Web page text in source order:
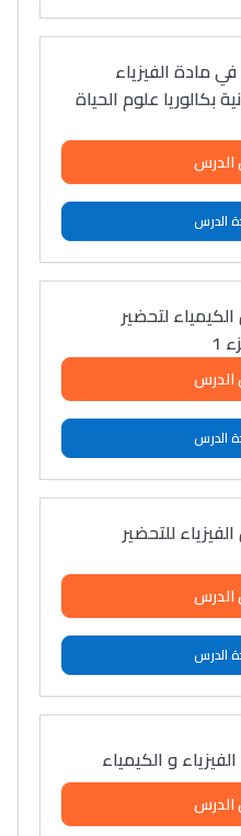
+
+
Ki Derti Liha
فرض محروس رقم 2 في مادة الفيزياء
بكالوريا علوم الحياة
الدرس
الدرس
لتحضير
1
الدرس
الدرس
للتحضير
الدرس
الدرس
و الكيمياء
الدرس